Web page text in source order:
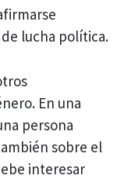
lucha política.
En una
persona
sobre el
interesar